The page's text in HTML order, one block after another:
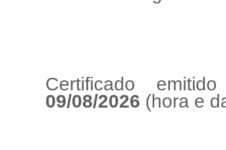
Certificado
09/08/2026 (hora e